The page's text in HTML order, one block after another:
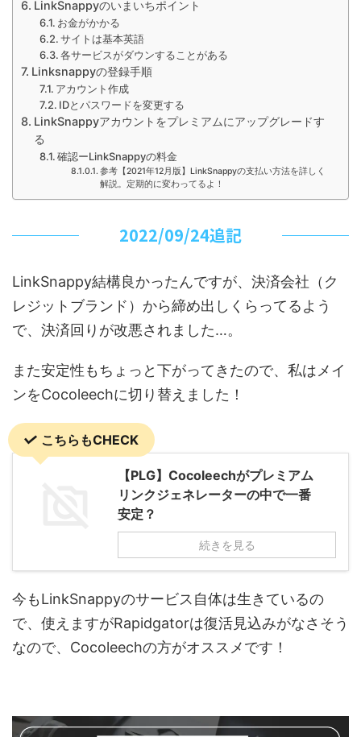
LinkSnappyのいまいちポイント
お金がかかる
サイトは基本英語
各サービスがダウンすることがある
Linksnappyの登録手順
アカウント作成
IDとパスワードを変更する
LinkSnappyアカウントをプレミアムにアップグレードす
る
確認ーLinkSnappyの料金
参考【2021年12月版】LinkSnappyの支払い方法を詳しく
解説。定期的に変わってるよ！
2022/09/24追記
LinkSnappy結構良かったんですが、決済会社（ク
レジットブランド）から締め出しくらってるよう
で、決済回りが改悪されました…。
また安定性もちょっと下がってきたので、私はメイ
ンをCocoleechに切り替えました！
こちらもCHECK
【PLG】Cocoleechがプレミアム
リンクジェネレーターの中で一番
安定？
続きを見る
今もLinkSnappyのサービス自体は生きているの
で、使えますがRapidgatorは復活見込みがなさそう
なので、Cocoleechの方がオススメです！